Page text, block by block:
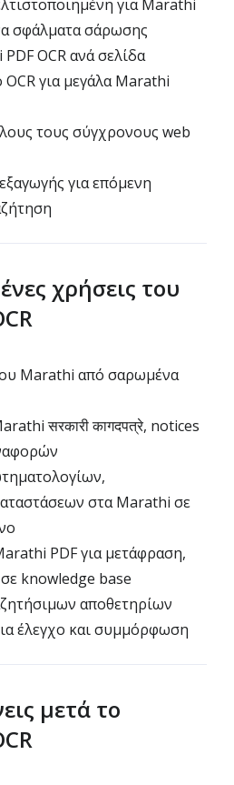
για Marathi
σφάλματα σάρωσης
OCR ανά σελίδα
για μεγάλα Marathi
τους σύγχρονους web
για επόμενη
χρήσεις του
Marathi από σαρωμένα
सरकारी कागदपत्रे, notices
στα Marathi σε
PDF για μετάφραση,
knowledge base
αποθετηρίων
έλεγχο και συμμόρφωση
μετά το